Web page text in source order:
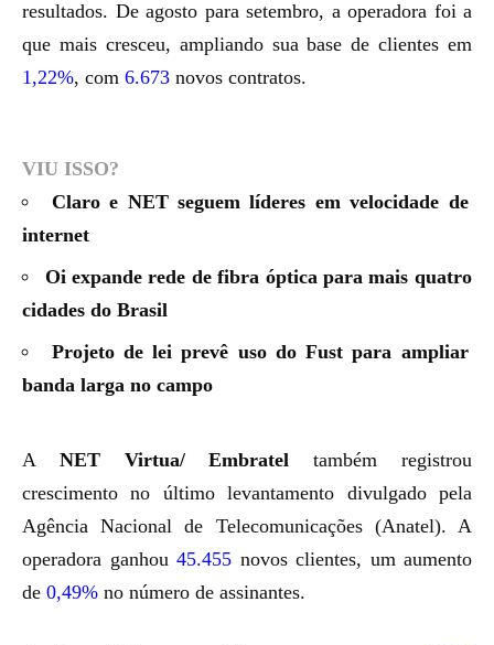
resultados. De agosto para setembro, a operadora foi a
que mais cresceu, ampliando sua base de clientes em
1,22%, com 6.673 novos contratos.
VIU ISSO?
Claro e NET seguem líderes em velocidade de
internet
Oi expande rede de fibra óptica para mais quatro
cidades do Brasil
Projeto de lei prevê uso do Fust para ampliar
banda larga no campo
A NET Virtua/ Embratel também registrou
crescimento no último levantamento divulgado pela
Agência Nacional de Telecomunicações (Anatel). A
operadora ganhou 45.455 novos clientes, um aumento
de 0,49% no número de assinantes.